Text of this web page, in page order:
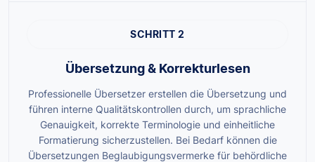
SCHRITT 2
Übersetzung & Korrekturlesen
Professionelle Übersetzer erstellen die Übersetzung und
führen interne Qualitätskontrollen durch, um sprachliche
Genauigkeit, korrekte Terminologie und einheitliche
Formatierung sicherzustellen. Bei Bedarf können die
Übersetzungen Beglaubigungsvermerke für behördliche